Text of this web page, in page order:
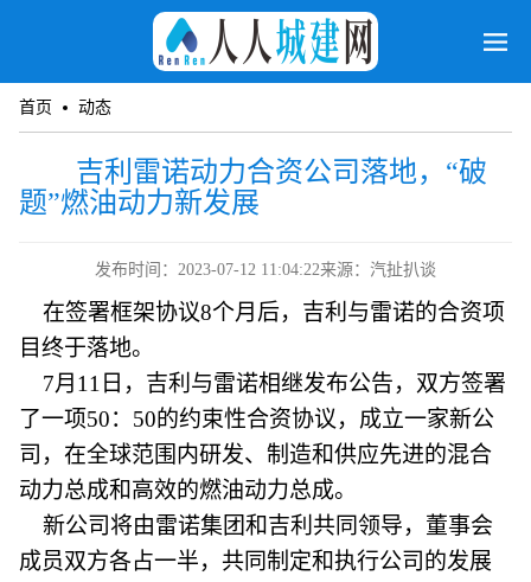
首页 动态
吉利雷诺动力合资公司落地，“破
题”燃油动力新发展
发布时间：2023-07-12 11:04:22来源：汽扯扒谈
在签署框架协议8个月后，吉利与雷诺的合资项
目终于落地。
7月11日，吉利与雷诺相继发布公告，双方签署
了一项50：50的约束性合资协议，成立一家新公
司，在全球范围内研发、制造和供应先进的混合
动力总成和高效的燃油动力总成。
新公司将由雷诺集团和吉利共同领导，董事会
成员双方各占一半，共同制定和执行公司的发展